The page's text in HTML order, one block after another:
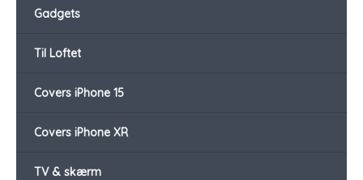
Gadgets
Til Loftet
Covers iPhone 15
Covers iPhone XR
TV & skærm